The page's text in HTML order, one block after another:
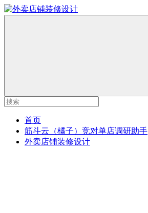
首页
筋斗云（橘子）竞对单店调研助手
外卖店铺装修设计